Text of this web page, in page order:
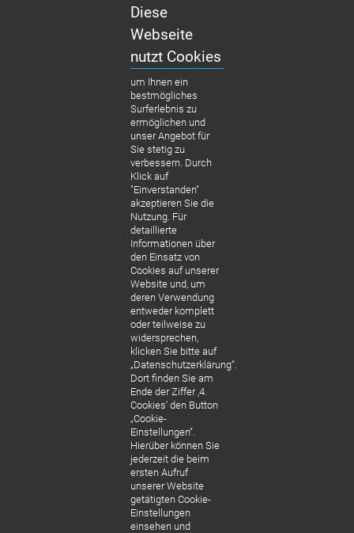
VIDEO BERATUNG
virtuelle
Sprechstunde,
bequem von zu Hause
am Bildschirm und
ohne Anreise.
MEHR ERFAHREN
Diese
Webseite
nutzt Cookies
um Ihnen ein
bestmögliches
Surferlebnis zu
ermöglichen und
unser Angebot für
Sie stetig zu
verbessern. Durch
Klick auf
"Einverstanden"
akzeptieren Sie die
Nutzung. Für
detaillierte
Informationen über
den Einsatz von
Cookies auf unserer
Website und, um
deren Verwendung
entweder komplett
oder teilweise zu
widersprechen,
klicken Sie bitte auf
„Datenschutzerklärung“.
Dort finden Sie am
Ende der Ziffer ‚4.
Cookies‘ den Button
„Cookie-
Einstellungen“.
Hierüber können Sie
jederzeit die beim
ersten Aufruf
unserer Website
getätigten Cookie-
Einstellungen
einsehen und